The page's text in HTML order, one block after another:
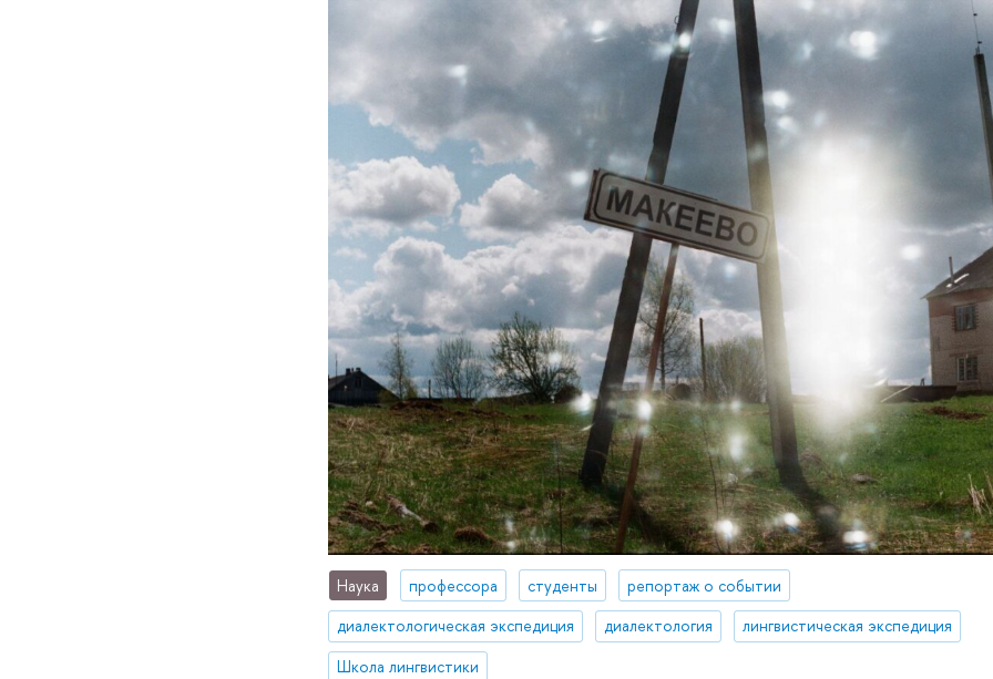
Наука профессора студенты
репортаж о событии
диалектологическая экспедиция
диалектология
лингвистическая экспедиция
Школа лингвистики